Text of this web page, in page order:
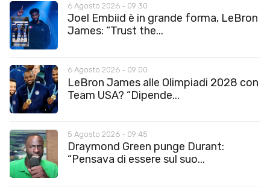
6 Agosto 2026 - 09:30
Joel Embiid è in grande forma, LeBron
James: “Trust the...
6 Agosto 2026 - 09:00
LeBron James alle Olimpiadi 2028 con
Team USA? “Dipende...
5 Agosto 2026 - 09:45
Draymond Green punge Durant:
“Pensava di essere sul suo...